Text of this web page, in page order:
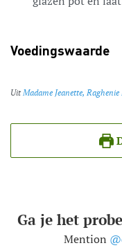
Voedingswaarde
Uit Madame Jeanette,
Ga je het
Mention